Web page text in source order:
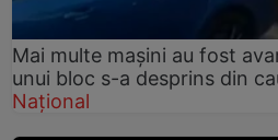
Mai multe mașini au fost
unui bloc s-a desprins din
Național